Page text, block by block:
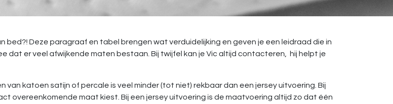
bed?! Deze paragraaf en tabel brengen wat verduidelijking en geven je een leidraad die in
dat er veel afwijkende maten bestaan. Bij twijfel kan je Vic altijd contacteren, hij helpt je
van katoen satijn of percale is veel minder (tot niet) rekbaar dan een jersey uitvoering. Bij
overeenkomende maat kiest. Bij een jersey uitvoering is de maatvoering altijd zo dat één